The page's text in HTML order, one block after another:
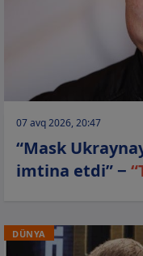
07 avq 2026, 20:47
“Mask
imtina etdi” −
DÜNYA